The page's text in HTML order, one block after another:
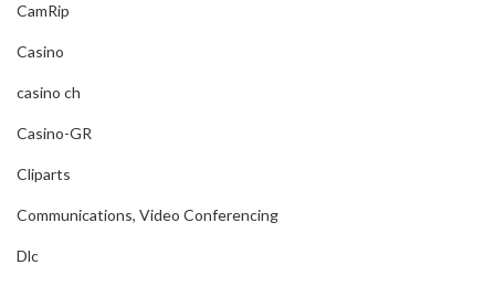
CamRip
Casino
casino ch
Casino-GR
Cliparts
Communications, Video Conferencing
Dlc